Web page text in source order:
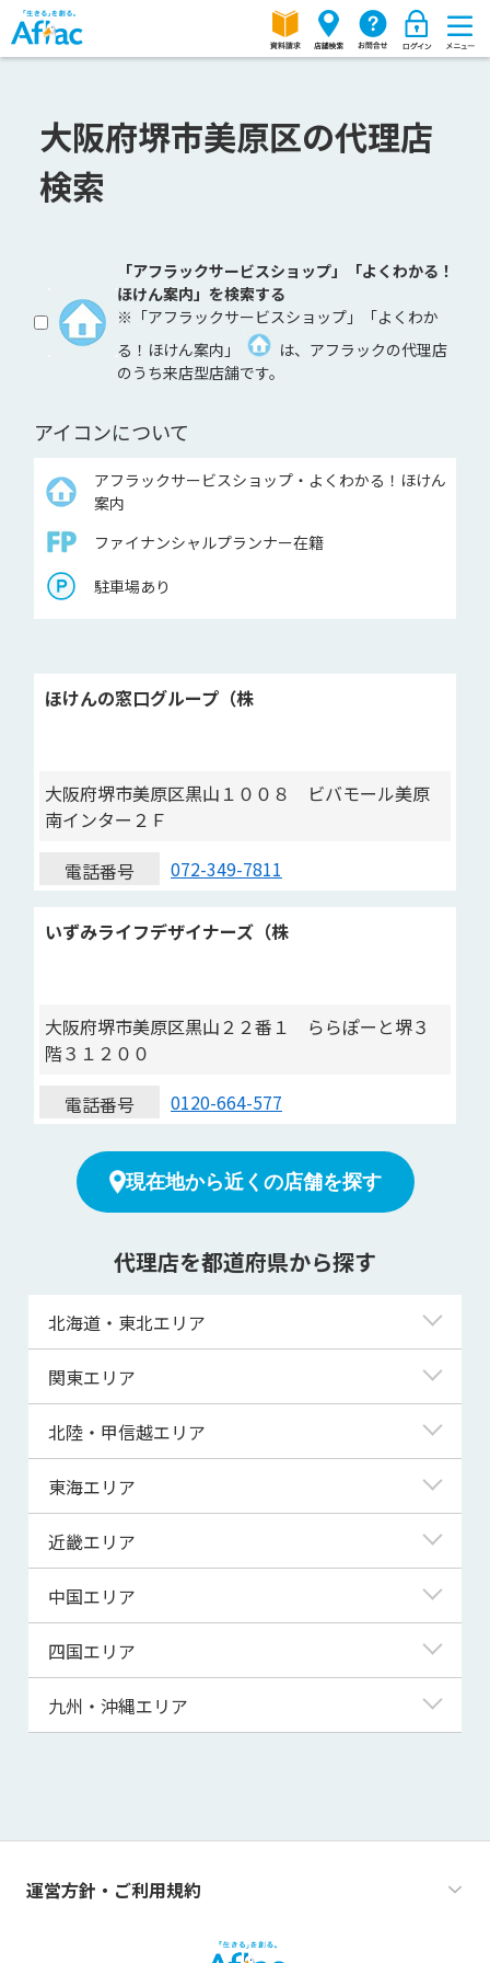
大阪府堺市美原区の代理店
検索
「アフラックサービスショップ」「よくわかる！
ほけん案内」を検索する
※「アフラックサービスショップ」「よくわか
る！ほけん案内」
は、アフラックの代理店
のうち来店型店舗です。
アイコンについて
アフラックサービスショップ・よくわかる！ほけん
案内
ファイナンシャルプランナー在籍
駐車場あり
ほけんの窓口グループ（株
大阪府堺市美原区黒山１００８ ビバモール美原
南インター２Ｆ
電話番号
072-349-7811
いずみライフデザイナーズ（株
大阪府堺市美原区黒山２２番１ ららぽーと堺３
階３１２００
電話番号
0120-664-577
現在地から近くの店舗を探す
代理店を都道府県から探す
北海道・東北エリア
北海道
青森県
宮城県
秋田県
山形県
関東エリア
東京都
神奈川県
埼玉県
千葉県
茨城県
群馬県
北陸・甲信越エリア
新潟県
富山県
福井県
山梨県
長野県
東海エリア
岐阜県
静岡県
三重県
近畿エリア
滋賀県
京都府
大阪府
兵庫県
和歌山県
中国エリア
鳥取県
島根県
山口県
四国エリア
徳島県
高知県
九州・沖縄エリア
熊本県
運営方針・ご利用規約